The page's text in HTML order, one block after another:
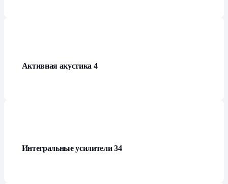
Активная акустика 4
Интегральные усилители34